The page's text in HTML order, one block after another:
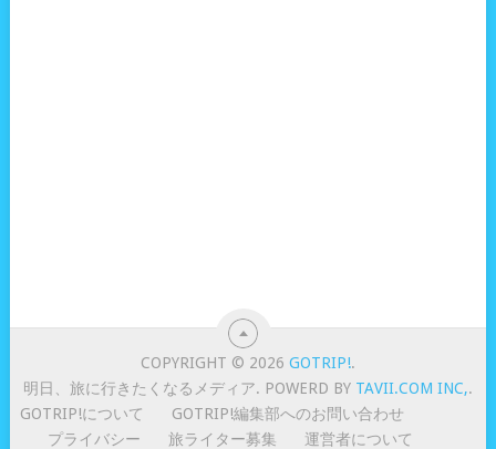
COPYRIGHT © 2026GOTRIP!.
明日、旅に行きたくなるメディア. POWERD BY TAVII.COM INC,.
GOTRIP!について
GOTRIP!編集部へのお問い合わせ
プライバシー
旅ライター募集 運営者について